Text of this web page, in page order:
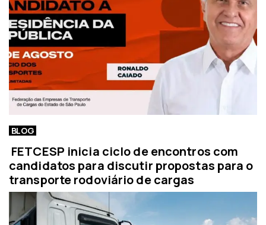
BLOG
FETCESP inicia ciclo de encontros com
candidatos para discutir propostas para o
transporte rodoviário de cargas